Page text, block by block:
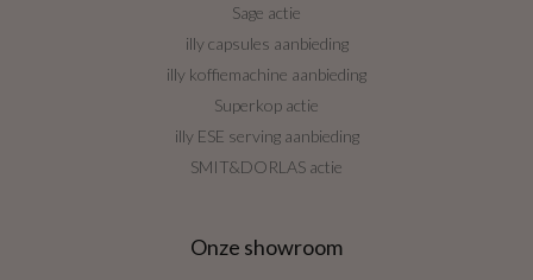
Sage actie
illy capsules aanbieding
illy koffiemachine aanbieding
Superkop actie
illy ESE serving aanbieding
SMIT&DORLAS actie
Onze showroom